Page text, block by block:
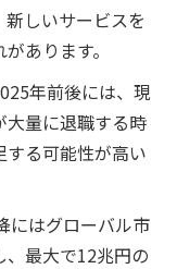
しいサービスを
あります。
年前後には、現
大量に退職する時
る可能性が高い
にはグローバル市
最大で12兆円の